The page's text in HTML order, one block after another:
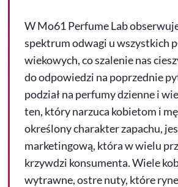
W Mo61 Perfume Lab
spektrum odwagi u wszystkich
wiekowych, co szalenie nas
do odpowiedzi na poprzednie
podział na perfumy dzienne i
ten, który narzuca kobietom i
określony charakter zapachu,
marketingową, która w wielu
krzywdzi konsumenta. Wiele
wytrawne, ostre nuty, które